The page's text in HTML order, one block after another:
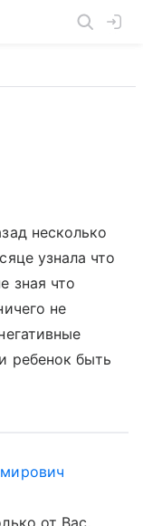
несколько
узнала что
зная что
не
ребенок быть
от Вас,